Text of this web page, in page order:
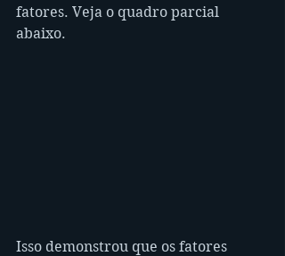
fatores. Veja o quadro parcial
abaixo.
Isso demonstrou que os fatores